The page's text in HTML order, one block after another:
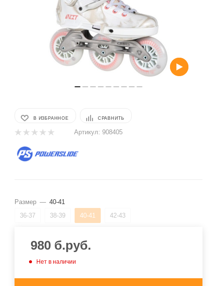
В ИЗБРАННОЕ СРАВНИТЬ
Артикул: 908405
Размер — 40-41
36-37
38-39 40-41 42-43
980 б.руб.
Нет в наличии